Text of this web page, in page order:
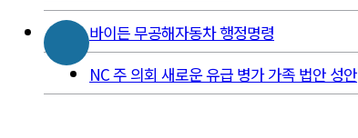
바이든 무공해자동차 행정명령
NC 주 의회 새로운 유급 병가 가족 법안 성안